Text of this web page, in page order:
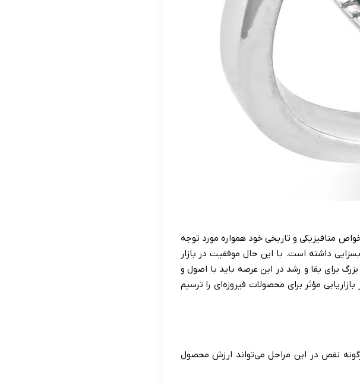
متافیزیکی و تاریخی خود همواره مورد توجه
داشته است. با این حال موفقیت در بازار
بزرگ برای بقا و رشد در این عرصه باید با اصول و
مؤثر برای محصولات فیروزه‌ای را ترسیم
نقص در این مراحل می‌تواند ارزش محصول